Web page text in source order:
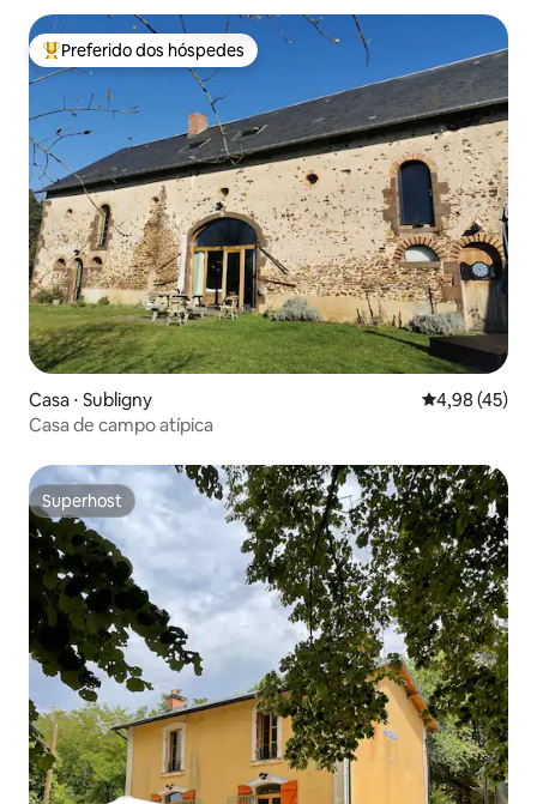
Entre os melhores preferidos dos hóspedes
Preferido dos hóspedes
Casa ⋅ Subligny 4,98 de uma
4,98 (45)
Casa de campo atípica
Superhost
Superhost